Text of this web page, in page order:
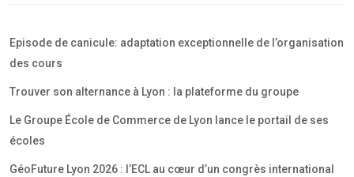
Episode de canicule: adaptation exceptionnelle de l’organisation
des cours
Trouver son alternance à Lyon : la plateforme du groupe
Le Groupe École de Commerce de Lyon lance le portail de ses
écoles
GéoFuture Lyon 2026 : l’ECL au cœur d’un congrès international